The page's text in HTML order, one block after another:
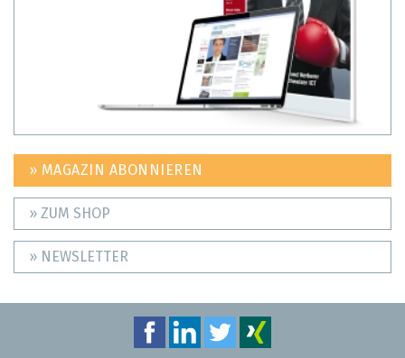
» MAGAZIN ABONNIEREN
» ZUM SHOP
» NEWSLETTER